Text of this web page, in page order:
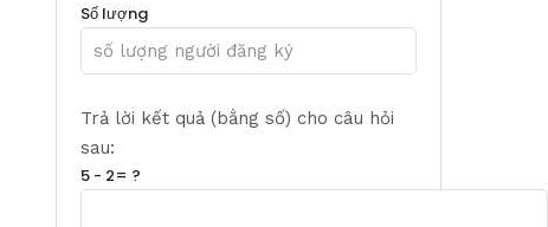
Số lượng
Trả lời kết quả (bằng số) cho câu hỏi
sau:
5 - 2= ?